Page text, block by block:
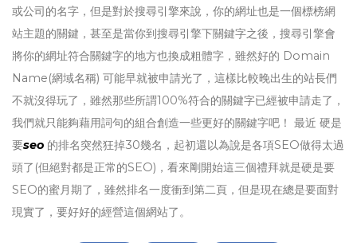
或公司的名字，但是對於搜尋引擎來說，你的網址也是一個標榜網
站主題的關鍵，甚至是當你到搜尋引擎下關鍵字之後，搜尋引擎會
將你的網址符合關鍵字的地方也換成粗體字，雖然好的 Domain
Name(網域名稱) 可能早就被申請光了，這樣比較晚出生的站長們
不就沒得玩了，雖然那些所謂100%符合的關鍵字已經被申請走了，
我們就只能夠藉用詞句的組合創造一些更好的關鍵字吧！ 最近 硬是
要seo 的排名突然狂掉30幾名，起初還以為說是各項SEO做得太過
頭了(但絕對都是正常的SEO)，看來剛開始這三個禮拜就是硬是要
SEO的蜜月期了，雖然排名一度衝到第二頁，但是現在總是要面對
現實了，要好好的經營這個網站了。